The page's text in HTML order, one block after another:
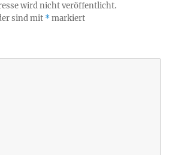
wird nicht veröffentlicht.
sind mit *markiert